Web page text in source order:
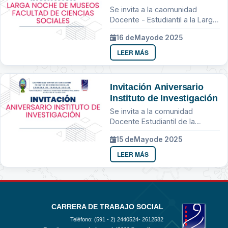
Sociales
Se invita a la caomunidad
Docente - Estudiantil a la Larga
16 deMayode 2025
LEER MÁS
Invitación Aniversario
Instituto de Investigación
Se invita a la comunidad
Docente Estudiantil de la
15 deMayode 2025
LEER MÁS
CARRERA DE TRABAJO SOCIAL
Teléfono: (591 - 2) 2440524- 2612582